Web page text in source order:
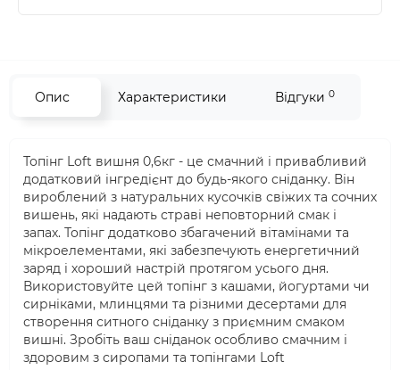
Опис Характеристики Відгуки 0
Топінг Loft вишня 0,6кг - це смачний і привабливий
додатковий інгредієнт до будь-якого сніданку. Він
вироблений з натуральних кусочків свіжих та сочних
вишень, які надають страві неповторний смак і
запах. Топінг додатково збагачений вітамінами та
мікроелементами, які забезпечують енергетичний
заряд і хороший настрій протягом усього дня.
Використовуйте цей топінг з кашами, йогуртами чи
сирніками, млинцями та різними десертами для
створення ситного сніданку з приємним смаком
вишні. Зробіть ваш сніданок особливо смачним і
здоровим з сиропами та топінгами Loft